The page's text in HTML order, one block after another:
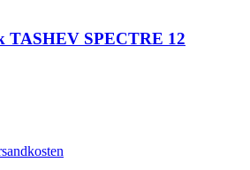
TASHEV SPECTRE 12